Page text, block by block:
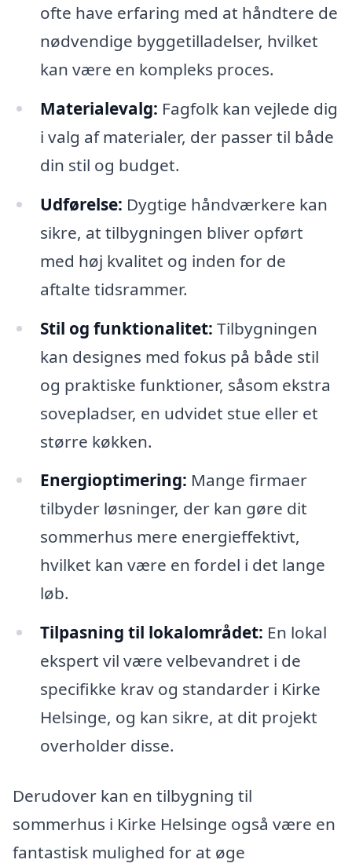
ofte have erfaring med at håndtere de
nødvendige byggetilladelser, hvilket
kan være en kompleks proces.
Materialevalg: Fagfolk kan vejlede dig
i valg af materialer, der passer til både
din stil og budget.
Udførelse: Dygtige håndværkere kan
sikre, at tilbygningen bliver opført
med høj kvalitet og inden for de
aftalte tidsrammer.
Stil og funktionalitet: Tilbygningen
kan designes med fokus på både stil
og praktiske funktioner, såsom ekstra
sovepladser, en udvidet stue eller et
større køkken.
Energioptimering: Mange firmaer
tilbyder løsninger, der kan gøre dit
sommerhus mere energieffektivt,
hvilket kan være en fordel i det lange
løb.
Tilpasning til lokalområdet: En lokal
ekspert vil være velbevandret i de
specifikke krav og standarder i Kirke
Helsinge, og kan sikre, at dit projekt
overholder disse.
Derudover kan en tilbygning til
sommerhus i Kirke Helsinge også være en
fantastisk mulighed for at øge